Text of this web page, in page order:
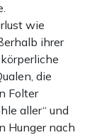
wie
ihrer
die
Folter
aller“ und
Hunger nach